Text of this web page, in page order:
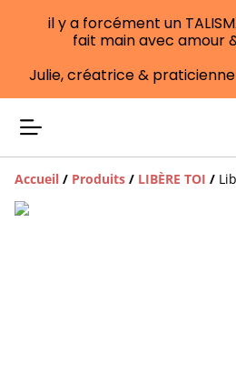
il y a forcément un
fait main avec amour
Julie, créatrice & praticienne
Accueil / Produits / LIBÈRE TOI /